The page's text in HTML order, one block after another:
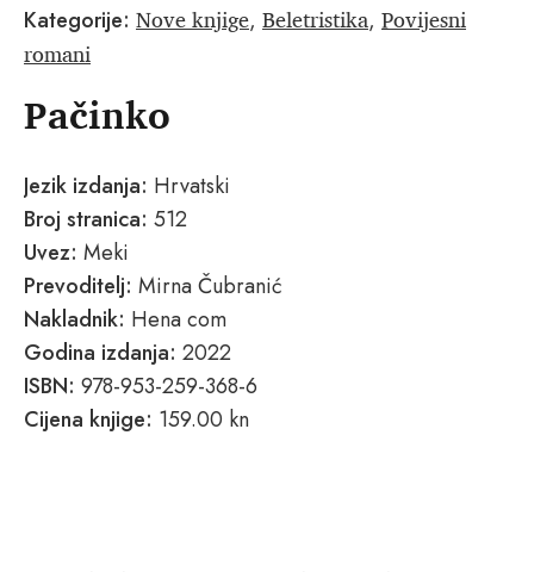
Kategorije: Nove knjige, Beletristika, Povijesni
romani
Pačinko
Jezik izdanja: Hrvatski
Broj stranica: 512
Uvez: Meki
Prevoditelj: Mirna Čubranić
Nakladnik: Hena com
Godina izdanja: 2022
ISBN: 978-953-259-368-6
Cijena knjige: 159.00 kn